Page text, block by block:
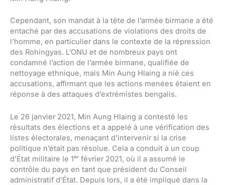
Cependant, son mandat à la tête de l’armée birmane a été
entaché par des accusations de violations des droits de
l’homme, en particulier dans le contexte de la répression
des Rohingyas. L’ONU et de nombreux pays ont
condamné l’action de l’armée birmane, qualifiée de
nettoyage ethnique, mais Min Aung Hlaing a nié ces
accusations, affirmant que les actions menées étaient en
réponse à des attaques d’extrémistes bengalis.
Le 26 janvier 2021, Min Aung Hlaing a contesté les
résultats des élections et a appelé à une vérification des
listes électorales, menaçant d’intervenir si la crise
politique n’était pas résolue. Cela a conduit à un coup
d’État militaire le 1ᵉʳ février 2021, où il a assumé le
contrôle du pays en tant que président du Conseil
administratif d’État. Depuis lors, il a été impliqué dans la